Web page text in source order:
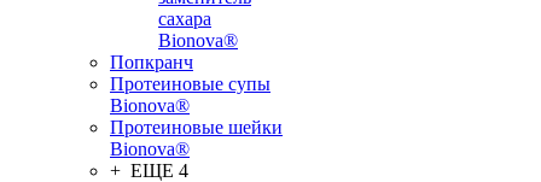
сахара
Bionova®
Попкранч
Протеиновые супы
Bionova®
Протеиновые шейки
Bionova®
+ ЕЩЕ 4